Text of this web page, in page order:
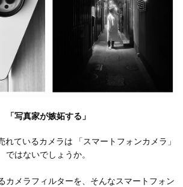
「写真家が嫉妬する」
ているカメラは 「スマートフォンカメラ」
ではないでしょうか。
カメラフィルターを、そんなスマートフォン